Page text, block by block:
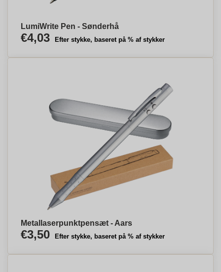
LumiWrite Pen - Sønderhå
€4,03 Efter stykke, baseret på % af stykker
Metallaserpunktpensæt - Aars
€3,50 Efter stykke, baseret på % af stykker